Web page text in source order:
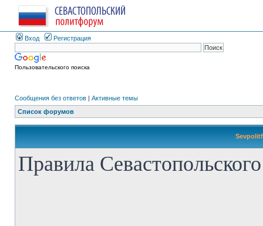
Вход Регистрация
Пользовательского поиска
Сообщения без ответов | Активные темы
Список форумов
Правила